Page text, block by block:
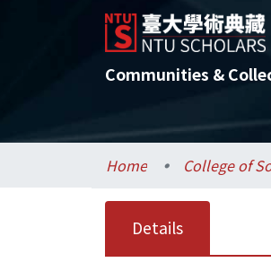
Communities &
Home
Details